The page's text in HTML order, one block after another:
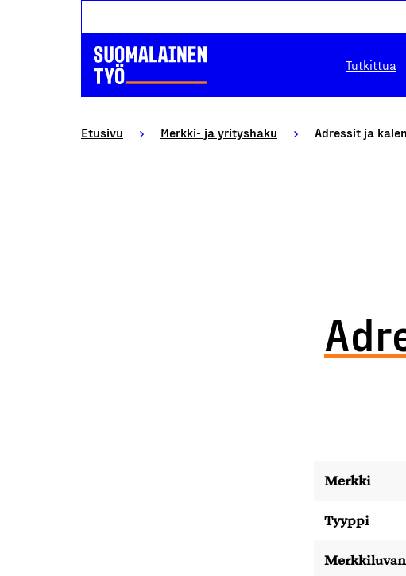
Tutkittua
Etusivu Merkki- ja yrityshaku Adressit ja
Merkki
Tyyppi